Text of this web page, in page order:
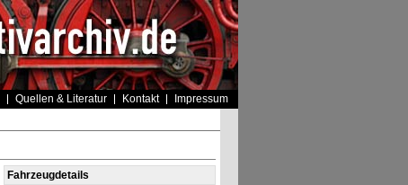
Quellen & Literatur Kontakt Impressum
Fahrzeugdetails